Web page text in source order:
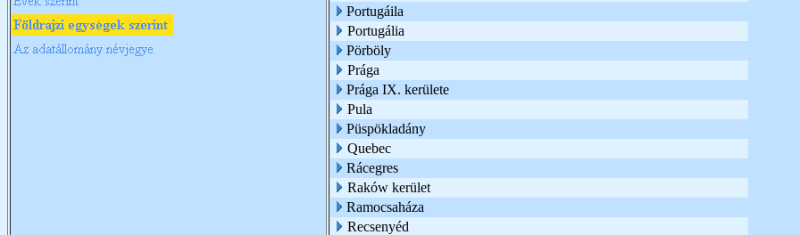
Portugáila
Portugália
Pörböly
Prága
Prága IX. kerülete
Pula
Püspökladány
Quebec
Rácegres
Raków kerület
Ramocsaháza
Recsenyéd